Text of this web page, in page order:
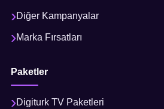
Diğer Kampanyalar
Marka Fırsatları
Paketler
Digiturk TV Paketleri